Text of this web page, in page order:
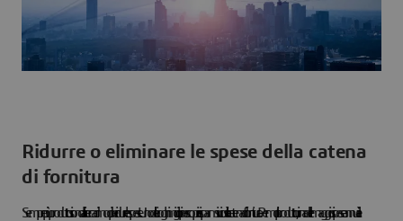
Ridurre o eliminare le spese della catena
di fornitura
Sempre più produttori sono alla ricerca di modi per ridurre le spese. Uno dei luoghi migliori per scoprire risparmi sui costi è la catena di fornitura. Per molti produttori, una delle maggiori spese annuali è